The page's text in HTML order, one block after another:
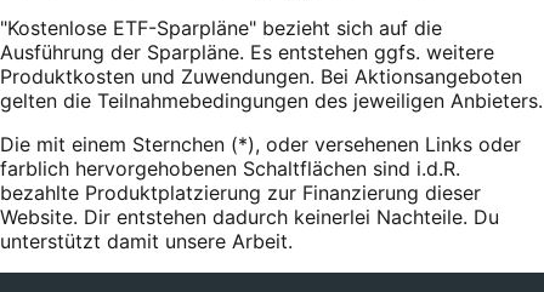
"Kostenlose ETF-Sparpläne" bezieht sich auf die
Ausführung der Sparpläne. Es entstehen ggfs. weitere
Produktkosten und Zuwendungen. Bei Aktionsangeboten
gelten die Teilnahmebedingungen des jeweiligen Anbieters.
Die mit einem Sternchen (*), oder versehenen Links oder
farblich hervorgehobenen Schaltflächen sind i.d.R.
bezahlte Produktplatzierung zur Finanzierung dieser
Website. Dir entstehen dadurch keinerlei Nachteile. Du
unterstützt damit unsere Arbeit.